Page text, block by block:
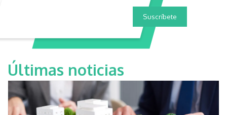
Últimas noticias